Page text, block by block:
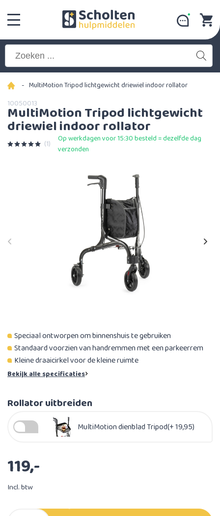
- MultiMotion Tripod lichtgewicht driewiel indoor rollator
10050013
MultiMotion Tripod lichtgewicht
driewiel indoor rollator
(1)
Op werkdagen voor 15:30 besteld = dezelfde dag
verzonden
Speciaal ontworpen om binnenshuis te gebruiken
Standaard voorzien van handremmen met een parkeerrem
Kleine draaicirkel voor de kleine ruimte
Bekijk alle specificaties
Rollator uitbreiden
MultiMotion dienblad Tripod(+ 19,95)
119,-
Incl. btw